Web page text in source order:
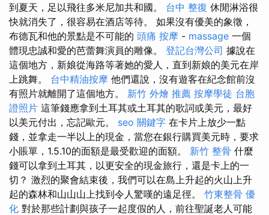
到夏天，足以飛往多米尼加共和國。 台中 整復 休閒淋浴很
快就消失了，很容易在酒店等待。 如果沒有優美的象徵，
布德瓦和他的景點是不可能的 頭痛 按摩 - massage 一個
體現忠誠和愛的芭蕾舞演員的雕像。 登記台灣公司 據說在
這個地方，新娘從海路等著她的愛人，直到新娘的美元在岸
上跳舞。 台中精油按摩 他們還說，沒有遊客在紀念館前沒
有照片就離開了這個地方。 新竹 外燴 推薦 按摩學徒 台胞
證照片 這筆錢應拿到土耳其或土耳其的歌詞或美元，最好
以美元付出，忘記歐元。 seo 關鍵字 在卡片上放少一點
錢，並拿走一半以上的現金，當您在銀行購買美元時，要求
小賬單，1.5.10的面額是最受歡迎的面額。 新竹 整骨 什麼
錢可以拿到土耳其，以更安全的現金旅行，還是卡上的一
切？ 激烈的聚會結束後，我們可以在島上升起的火山上升
起的森林和山山山上找到令人驚嘆的遠足徑。 竹東整骨 優
化 對於那些計劃與孩子一起度假的人，前往聖誕老人可能